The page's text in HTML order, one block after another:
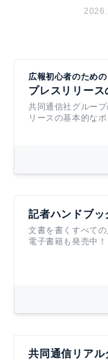
広報初心者のための
プレスリリース
共同通信社グルー
リースの基本的な
記者ハンドブッ
文書を書くすべて
電子書籍も発売中！
共同通信リアル